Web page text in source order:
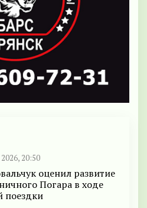
20:50
оценил развитие
Погара в ходе
поездки